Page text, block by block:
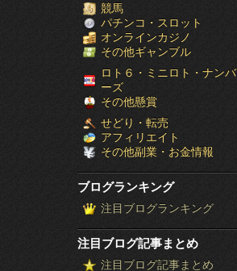
競馬
パチンコ・スロット
オンラインカジノ
その他ギャンブル
ロト６・ミニロト・ナンバ
ーズ
その他懸賞
せどり・転売
アフィリエイト
その他副業・お金情報
ブログランキング
注目ブログランキング
注目ブログ記事まとめ
注目ブログ記事まとめ